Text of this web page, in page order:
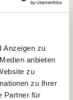
Anzeigen zu
anbieten
zu
zu Ihrer
Partner für
Daten
Kontaktanfrage
Kissingen